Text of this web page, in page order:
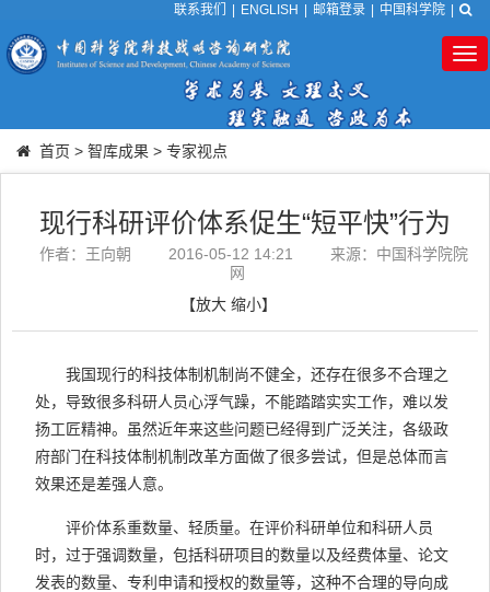
联系我们 ENGLISH 邮箱登录 中国科学院
首页 > 智库成果 > 专家视点
现行科研评价体系促生“短平快”行为
作者：王向朝 2016-05-12 14:21
来源：中国科学院院
网
【放大 缩小】
我国现行的科技体制机制尚不健全，还存在很多不合理之
处，导致很多科研人员心浮气躁，不能踏踏实实工作，难以发
扬工匠精神。虽然近年来这些问题已经得到广泛关注，各级政
府部门在科技体制机制改革方面做了很多尝试，但是总体而言
效果还是差强人意。
评价体系重数量、轻质量。在评价科研单位和科研人员
时，过于强调数量，包括科研项目的数量以及经费体量、论文
发表的数量、专利申请和授权的数量等，这种不合理的导向成